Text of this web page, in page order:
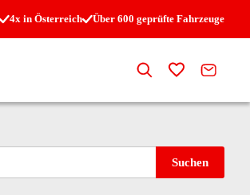
4x in Österreich Über 600 geprüfte Fahrzeuge
SucheZur
Suchen